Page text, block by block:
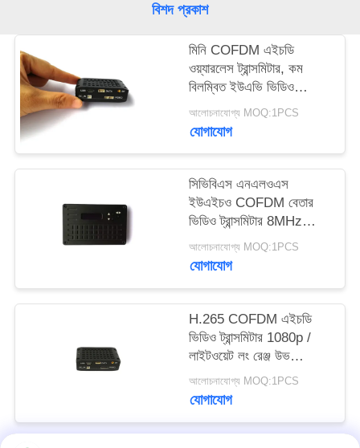
সাইট
ম্যাপ
গোপনীয়তা
নীতি
বিশদ প্রকাশ
মিনি COFDM এইচডি
ওয়্যারলেস ট্রান্সমিটার, কম
বিলম্বিত ইউএভি ভিডিও
আলোচনাযোগ্য MOQ:1PCS
যোগাযোগ
সিভিবিএস এনএলওএস
ইউএইচও COFDM বেতার
ভিডিও ট্রান্সমিটার 8MHz
চ্যানেল ব্যান্ডউইথ
আলোচনাযোগ্য MOQ:1PCS
যোগাযোগ
H.265 COFDM এইচডি
ভিডিও ট্রান্সমিটার 1080p /
লাইটওয়েট লং রেঞ্জ উভ
আলোচনাযোগ্য MOQ:1PCS
যোগাযোগ